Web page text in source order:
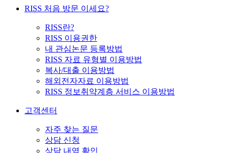
RISS 처음 방문 이세요?
RISS란?
RISS 이용권한
내 관심논문 등록방법
RISS 자료 유형별 이용방법
복사/대출 이용방법
해외전자자료 이용방법
RISS 정보취약계층 서비스 이용방법
고객센터
자주 찾는 질문
상담 신청
상담 내역 확인